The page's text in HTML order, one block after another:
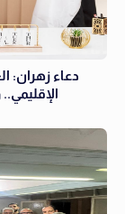
دعاء زهران: